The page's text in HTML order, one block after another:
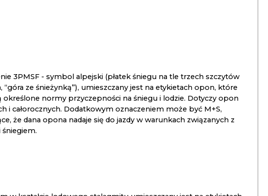
3PMSF - symbol alpejski (płatek śniegu na tle trzech szczytów
“góra ze śnieżynką”), umieszczany jest na etykietach opon, które
określone normy przyczepności na śniegu i lodzie. Dotyczy opon
i całorocznych. Dodatkowym oznaczeniem może być M+S,
że dana opona nadaje się do jazdy w warunkach związanych z
śniegiem.